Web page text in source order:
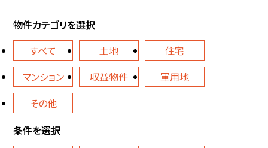
物件カテゴリを選択
すべて
土地
住宅
マンション
収益物件
軍用地
その他
条件を選択